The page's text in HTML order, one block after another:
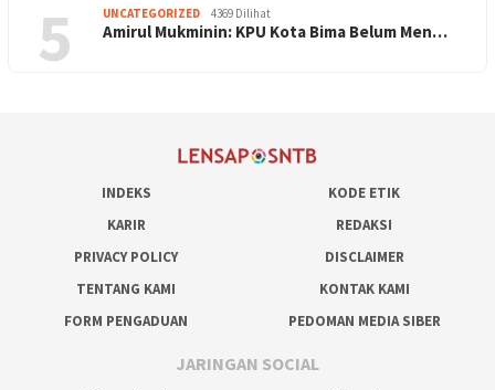
5 UNCATEGORIZED 4369 Dilihat
Amirul Mukminin: KPU Kota Bima Belum Men…
INDEKS
KODE ETIK
KARIR
REDAKSI
PRIVACY POLICY
DISCLAIMER
TENTANG KAMI
KONTAK KAMI
FORM PENGADUAN
PEDOMAN MEDIA SIBER
JARINGAN SOCIAL